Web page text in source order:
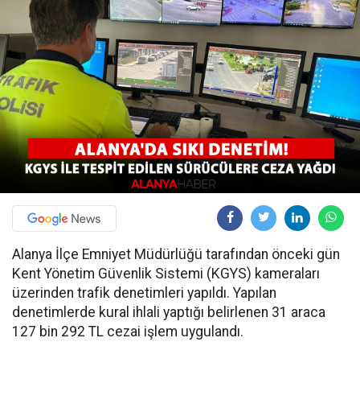
Alanya İlçe Emniyet Müdürlüğü tarafından önceki gün
Kent Yönetim Güvenlik Sistemi (KGYS) kameraları
üzerinden trafik denetimleri yapıldı. Yapılan
denetimlerde kural ihlali yaptığı belirlenen 31 araca
127 bin 292 TL cezai işlem uygulandı.